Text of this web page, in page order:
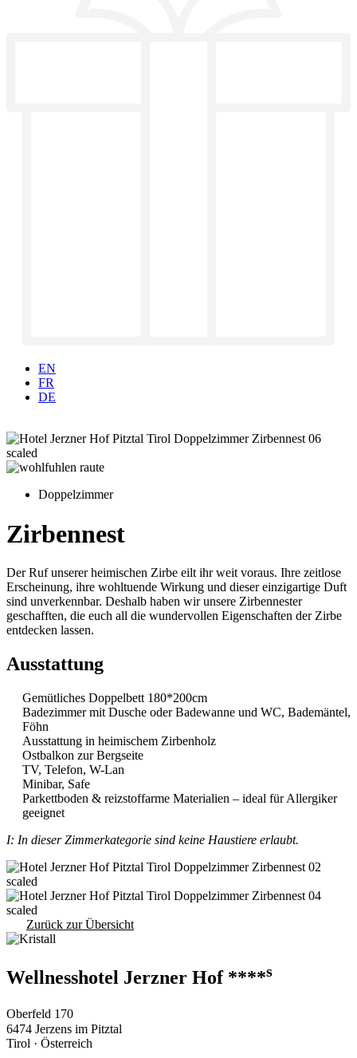
EN
FR
DE
Doppelzimmer
Zirbennest
Der Ruf unserer heimischen Zirbe eilt ihr weit voraus. Ihre zeitlose
Erscheinung, ihre wohltuende Wirkung und dieser einzigartige Duft
sind unverkennbar. Deshalb haben wir unsere Zirbennester
geschafften, die euch all die wundervollen Eigenschaften der Zirbe
entdecken lassen.
Ausstattung
Gemütliches Doppelbett 180*200cm
Badezimmer mit Dusche oder Badewanne und WC, Bademäntel,
Föhn
Ausstattung in heimischem Zirbenholz
Ostbalkon zur Bergseite
TV, Telefon, W-Lan
Minibar, Safe
Parkettboden & reizstoffarme Materialien – ideal für Allergiker
geeignet
I: In dieser Zimmerkategorie sind keine Haustiere erlaubt.
Zurück zur Übersicht
Wellnesshotel Jerzner Hof ****s
Oberfeld 170
6474 Jerzens im Pitztal
Tirol · Österreich